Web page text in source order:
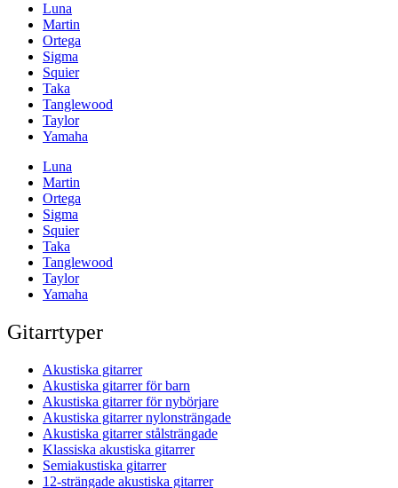
Luna
Martin
Ortega
Sigma
Squier
Taka
Tanglewood
Taylor
Yamaha
Luna
Martin
Ortega
Sigma
Squier
Taka
Tanglewood
Taylor
Yamaha
Gitarrtyper
Akustiska gitarrer
Akustiska gitarrer för barn
Akustiska gitarrer för nybörjare
Akustiska gitarrer nylonsträngade
Akustiska gitarrer stålsträngade
Klassiska akustiska gitarrer
Semiakustiska gitarrer
12-strängade akustiska gitarrer